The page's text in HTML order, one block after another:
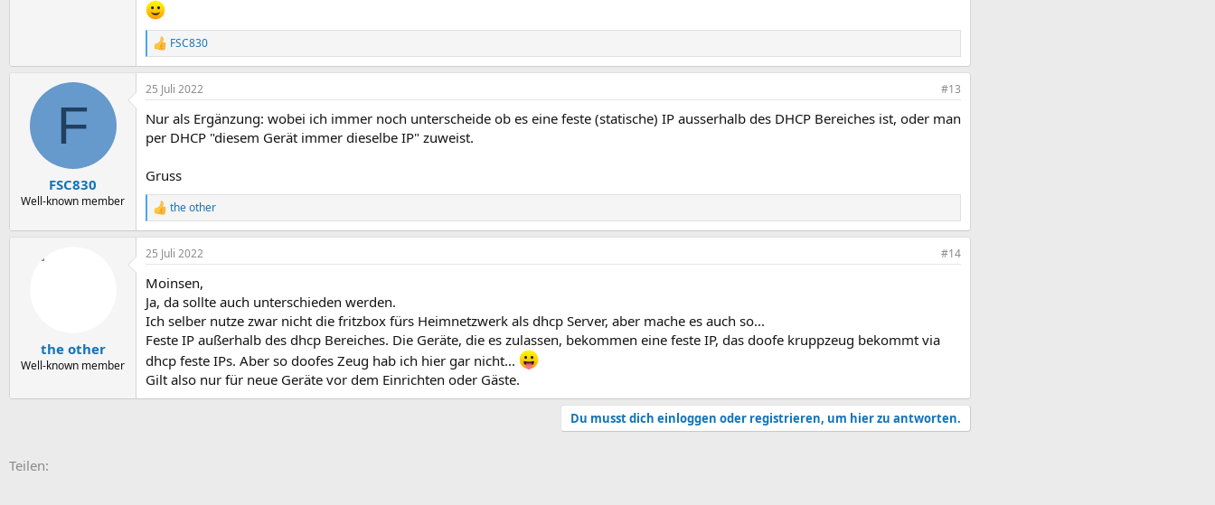
R
e
a
k
i
o
n
:
FSC830
F
FSC830
Well-known member
25 Juli 2022 #13
Nur als Ergänzung: wobei ich immer noch unterscheide ob es eine feste (statische) IP ausserhalb des DHCP Bereiches ist, oder man
per DHCP "diesem Gerät immer dieselbe IP" zuweist.
Gruss
R
e
a
k
i
o
n
e
n
:
the other
the other
Well-known member
25 Juli 2022 #14
Moinsen,
Ja, da sollte auch unterschieden werden.
Ich selber nutze zwar nicht die fritzbox fürs Heimnetzwerk als dhcp Server, aber mache es auch so...
Feste IP außerhalb des dhcp Bereiches. Die Geräte, die es zulassen, bekommen eine feste IP, das doofe kruppzeug bekommt via
dhcp feste IPs. Aber so doofes Zeug hab ich hier gar nicht...
Gilt also nur für neue Geräte vor dem Einrichten oder Gäste.
Du musst dich einloggen oder registrieren, um hier zu antworten.
Teilen: